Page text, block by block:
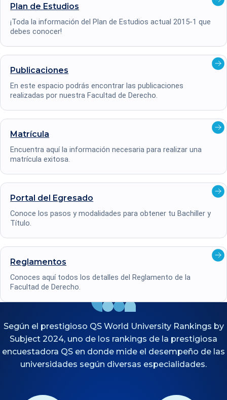
Ver
Plan de Estudios
¡Toda la información del Plan de Estudios actual 2015-1 que
debes conocer!
Ver
Publicaciones
En este espacio podrás encontrar las publicaciones
realizadas por nuestra Facultad de Derecho.
Ver
Matrícula
Encuentra aquí la información necesaria para realizar una
matrícula exitosa.
Ver
Portal del Egresado
Conoce los pasos y modalidades para obtener tu Bachiller y
Título.
Ver
Reglamentos
Conoces aquí todos los detalles del Reglamento de la
Facultad de Derecho.
Según el prestigioso QS World University Rankings by
Subject 2024, uno de los rankings de la prestigiosa
encuestadora QS en donde mide el desempeño de las
universidades según diversas especialidades.